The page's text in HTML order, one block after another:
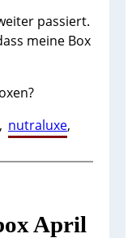
passiert.
meine Box
, nutraluxe,
April